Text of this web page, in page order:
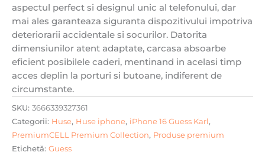
aspectul perfect si designul unic al telefonului, dar
mai ales garanteaza siguranta dispozitivului impotriva
deteriorarii accidentale si socurilor. Datorita
dimensiunilor atent adaptate, carcasa absoarbe
eficient posibilele caderi, mentinand in acelasi timp
acces deplin la porturi si butoane, indiferent de
circumstante.
SKU: 3666339327361
Categorii: Huse, Huse iphone, iPhone 16 Guess Karl,
PremiumCELL Premium Collection, Produse premium
Etichetă: Guess